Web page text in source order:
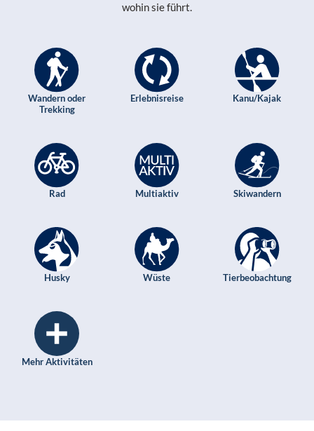
wohin sie führt.
Wandern oder
Trekking
Erlebnisreise Kanu/Kajak
Rad Multiaktiv Skiwandern
Husky Wüste Tierbeobachtung
Mehr Aktivitäten